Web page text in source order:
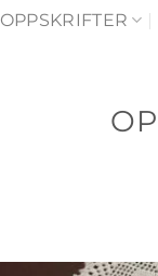
OPPSKRIFTER